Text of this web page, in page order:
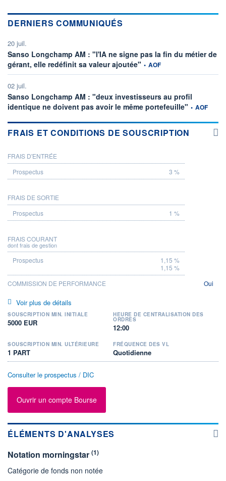
DERNIERS COMMUNIQUÉS
20 juil.
Sanso Longchamp AM : "l'IA ne signe pas la fin du métier de
gérant, elle redéfinit sa valeur ajoutée" information fournie par
• AOF
02 juil.
Sanso Longchamp AM : "deux investisseurs au profil
identique ne doivent pas avoir le même portefeuille" information
• AOF
FRAIS ET CONDITIONS DE SOUSCRIPTION
PROSPECTUS
FRAIS D'ENTRÉE
3 %
FRAIS DE SORTIE
1 %
FRAIS COURANT
dont frais de gestion
1,15 %
1,15 %
COMMISSION DE PERFORMANCE
Oui
Voir plus de détails
SOUSCRIPTION MIN. INITIALE
5000 EUR
HEURE DE CENTRALISATION DES
ORDRES
12:00
SOUSCRIPTION MIN. ULTÉRIEURE
1 PART
FRÉQUENCE DES VL
Quotidienne
Consulter le prospectus / DIC
Ouvrir un compte Bourse
ÉLÉMENTS D'ANALYSES
Notation morningstar (1)
Catégorie de fonds non notée